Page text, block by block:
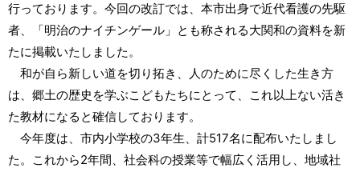
行っております。今回の改訂では、本市出身で近代看護の先駆
者、「明治のナイチンゲール」とも称される大関和の資料を新
たに掲載いたしました。
和が自ら新しい道を切り拓き、人のために尽くした生き方
は、郷土の歴史を学ぶこどもたちにとって、これ以上ない活き
た教材になると確信しております。
今年度は、市内小学校の3年生、計517名に配布いたしまし
た。これから2年間、社会科の授業等で幅広く活用し、地域社